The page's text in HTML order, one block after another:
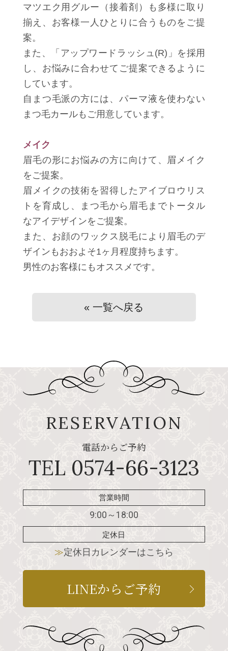
マツエク用グルー（接着剤）も多様に取り
揃え、お客様一人ひとりに合うものをご提
案。
また、「アップワードラッシュ(R)」を採用
し、お悩みに合わせてご提案できるように
しています。
自まつ毛派の方には、パーマ液を使わない
まつ毛カールもご用意しています。
メイク
眉毛の形にお悩みの方に向けて、眉メイク
をご提案。
眉メイクの技術を習得したアイブロウリス
トを育成し、まつ毛から眉毛までトータル
なアイデザインをご提案。
また、お顔のワックス脱毛により眉毛のデ
ザインもおおよそ1ヶ月程度持ちます。
男性のお客様にもオススメです。
« 一覧へ戻る
RESERVATION
電話からご予約
TEL 0574-66-3123
営業時間
9:00～18:00
定休日
≫定休日カレンダーはこちら
LINEからご予約